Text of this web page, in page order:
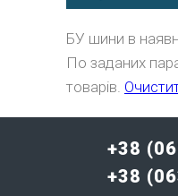
БУ шини в
По заданих
товарів.
+38
+38